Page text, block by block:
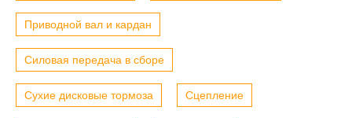
Приводной вал и кардан
Силовая передача в сборе
Сухие дисковые тормоза Сцепление